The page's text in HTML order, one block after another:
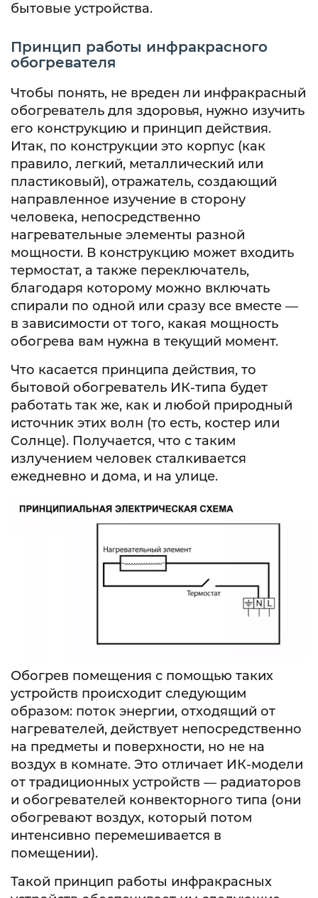
бытовые устройства.
Принцип работы инфракрасного
обогревателя
Чтобы понять, не вреден ли инфракрасный
обогреватель для здоровья, нужно изучить
его конструкцию и принцип действия.
Итак, по конструкции это корпус (как
правило, легкий, металлический или
пластиковый), отражатель, создающий
направленное изучение в сторону
человека, непосредственно
нагревательные элементы разной
мощности. В конструкцию может входить
термостат, а также переключатель,
благодаря которому можно включать
спирали по одной или сразу все вместе —
в зависимости от того, какая мощность
обогрева вам нужна в текущий момент.
Что касается принципа действия, то
бытовой обогреватель ИК-типа будет
работать так же, как и любой природный
источник этих волн (то есть, костер или
Солнце). Получается, что с таким
излучением человек сталкивается
ежедневно и дома, и на улице.
Обогрев помещения с помощью таких
устройств происходит следующим
образом: поток энергии, отходящий от
нагревателей, действует непосредственно
на предметы и поверхности, но не на
воздух в комнате. Это отличает ИК-модели
от традиционных устройств — радиаторов
и обогревателей конвекторного типа (они
обогревают воздух, который потом
интенсивно перемешивается в
помещении).
Такой принцип работы инфракрасных